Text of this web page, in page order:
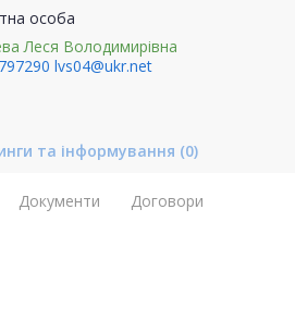
особа
Леся Володимирівна
lvs04@ukr.net
та інформування (0)
Документи Договори